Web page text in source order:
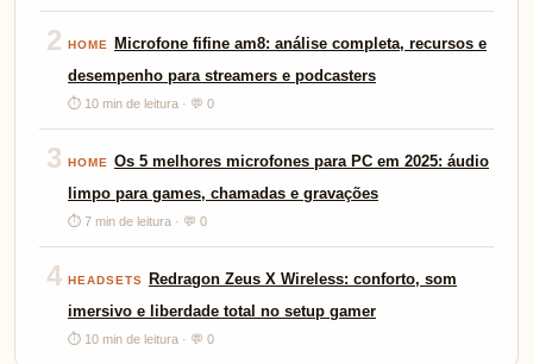
2 HOME
Microfone fifine am8: análise completa, recursos e
desempenho para streamers e podcasters
⏱ 10 min de leitura · 💬 0
3 HOME
Os 5 melhores microfones para PC em 2025: áudio
limpo para games, chamadas e gravações
⏱ 7 min de leitura · 💬 0
4 HEADSETS
Redragon Zeus X Wireless: conforto, som
imersivo e liberdade total no setup gamer
⏱ 10 min de leitura · 💬 0